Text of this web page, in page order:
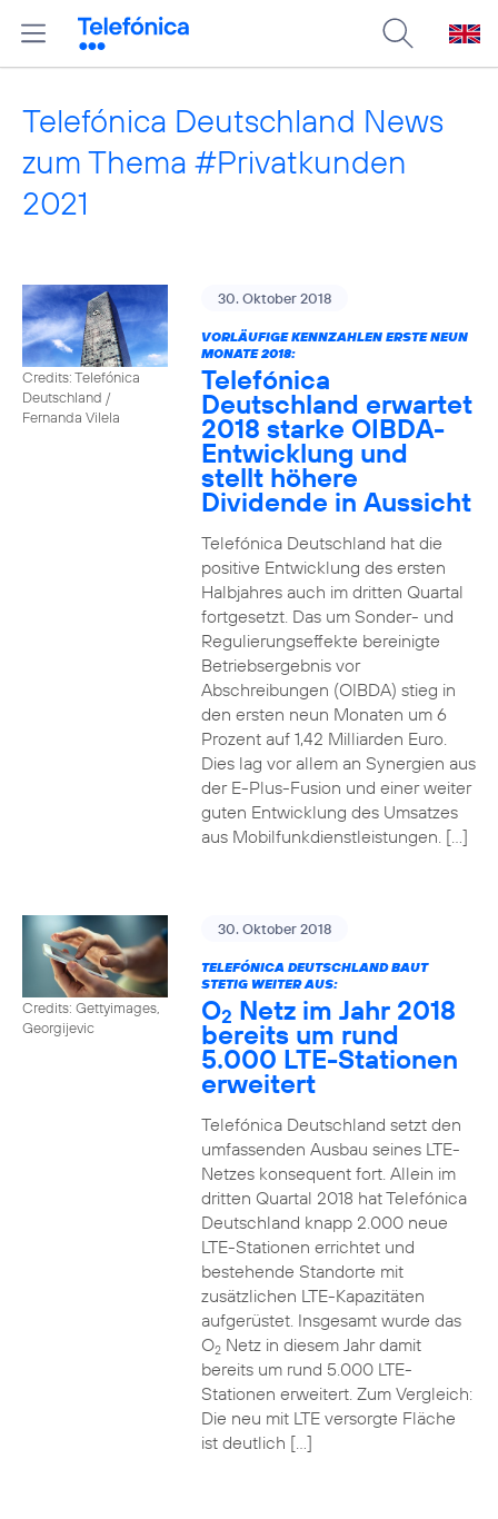
Telefónica Deutschland News
zum Thema #Privatkunden
2021
Credits: Telefónica
Deutschland /
Fernanda Vilela
30. Oktober 2018
VORLÄUFIGE KENNZAHLEN ERSTE NEUN
MONATE 2018:
Telefónica
Deutschland erwartet
2018 starke OIBDA-
Entwicklung und
stellt höhere
Dividende in Aussicht
Telefónica Deutschland hat die
positive Entwicklung des ersten
Halbjahres auch im dritten Quartal
fortgesetzt. Das um Sonder- und
Regulierungseffekte bereinigte
Betriebsergebnis vor
Abschreibungen (OIBDA) stieg in
den ersten neun Monaten um 6
Prozent auf 1,42 Milliarden Euro.
Dies lag vor allem an Synergien aus
der E-Plus-Fusion und einer weiter
guten Entwicklung des Umsatzes
aus Mobilfunkdienstleistungen. […]
Credits: Gettyimages,
Georgijevic
30. Oktober 2018
TELEFÓNICA DEUTSCHLAND BAUT
STETIG WEITER AUS:
O2 Netz im Jahr 2018
bereits um rund
5.000 LTE-Stationen
erweitert
Telefónica Deutschland setzt den
umfassenden Ausbau seines LTE-
Netzes konsequent fort. Allein im
dritten Quartal 2018 hat Telefónica
Deutschland knapp 2.000 neue
LTE-Stationen errichtet und
bestehende Standorte mit
zusätzlichen LTE-Kapazitäten
aufgerüstet. Insgesamt wurde das
O2Netz in diesem Jahr damit
bereits um rund 5.000 LTE-
Stationen erweitert. Zum Vergleich:
Die neu mit LTE versorgte Fläche
ist deutlich […]